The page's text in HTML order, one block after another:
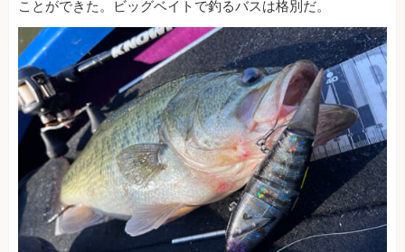
ことができた。ビッグベイトで釣るバスは格別だ。